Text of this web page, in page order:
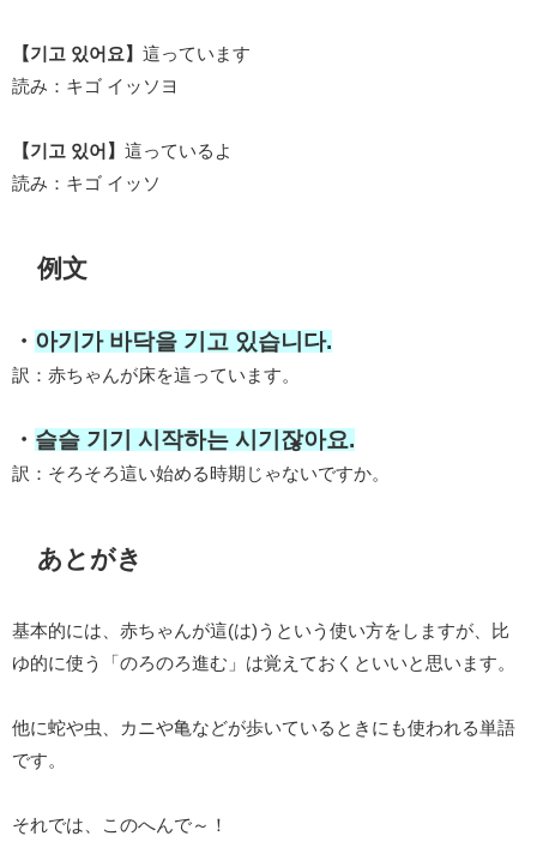
【기고 있어요】 這っています
読み：キゴ イッソヨ
【기고 있어】 這っているよ
読み：キゴ イッソ
例文
・ 아기가 바닥을 기고 있습니다.
訳：赤ちゃんが床を這っています。
・ 슬슬 기기 시작하는 시기잖아요.
訳：そろそろ這い始める時期じゃないですか。
あとがき
基本的には、赤ちゃんが這(は)うという使い方をしますが、比
ゆ的に使う「のろのろ進む」は覚えておくといいと思います。
他に蛇や虫、カニや亀などが歩いているときにも使われる単語
です。
それでは、このへんで～！